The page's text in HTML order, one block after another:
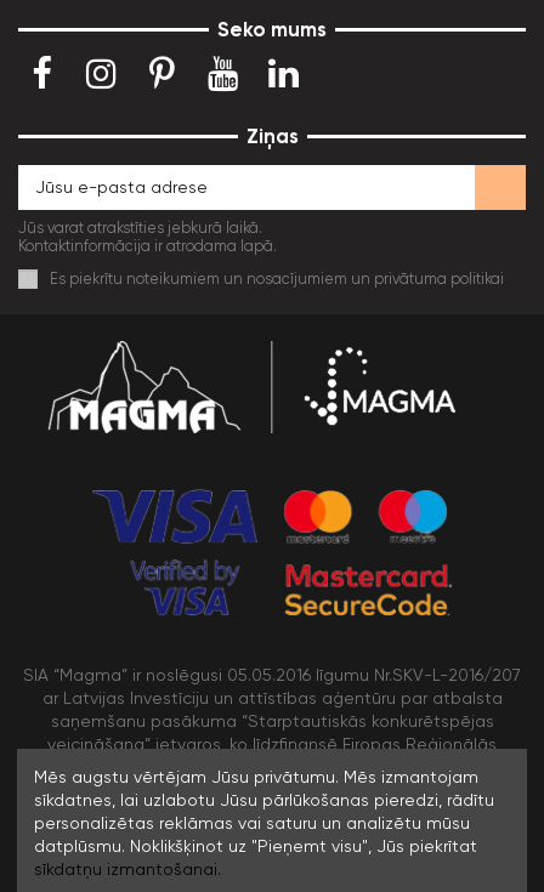
Seko mums
Ziņas
Jūs varat atrakstīties jebkurā laikā.
Kontaktinformācija ir atrodama lapā.
Es piekrītu noteikumiem un nosacījumiem un privātuma politikai
SIA “Magma” ir noslēgusi 05.05.2016 līgumu Nr.SKV-L-2016/207
ar Latvijas Investīciju un attīstības aģentūru par atbalsta
saņemšanu pasākuma “Starptautiskās konkurētspējas
veicināšana” ietvaros, ko līdzfinansē Eiropas Reģionālās
attīstības fonds
Mēs augstu vērtējam Jūsu privātumu. Mēs izmantojam
sīkdatnes, lai uzlabotu Jūsu pārlūkošanas pieredzi, rādītu
personalizētas reklāmas vai saturu un analizētu mūsu
datplūsmu. Noklikšķinot uz "Pieņemt visu", Jūs piekrītat
sīkdatņu izmantošanai.